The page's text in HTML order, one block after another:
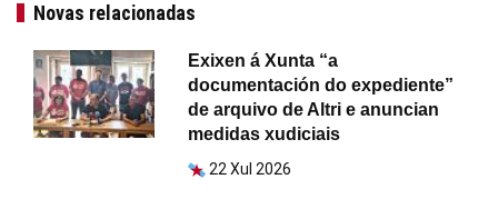
Novas relacionadas
Exixen á Xunta “a
documentación do expediente”
de arquivo de Altri e anuncian
medidas xudiciais
22 Xul 2026